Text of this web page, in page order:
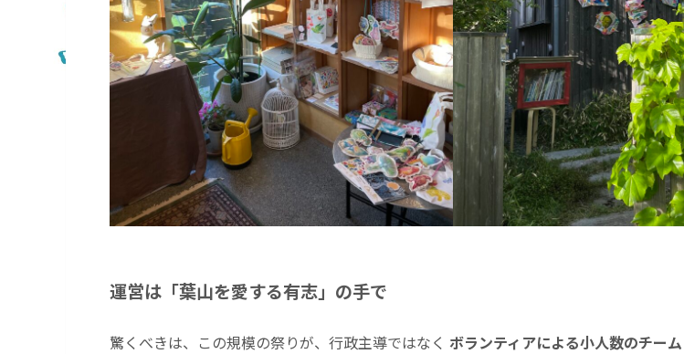
運営は「葉山を愛する有志」の手で
驚くべきは、この規模の祭りが、行政主導ではなく ボランティアによる小人数のチーム